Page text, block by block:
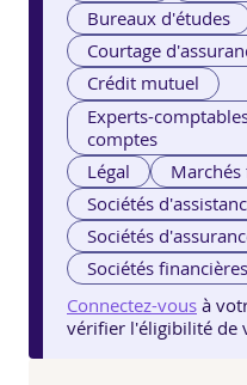
Bureaux d'études
Courtage
Crédit mutuel
Experts-
comptes
Légal
Sociétés
Sociétés
Sociétés financières
Connectez-vous à
vérifier l'éligibilité de